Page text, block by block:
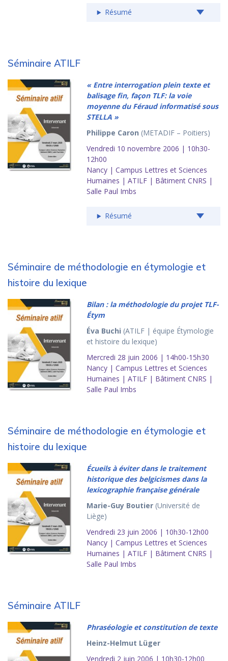
Résumé
Séminaire ATILF
« Entre interrogation plein texte et
balisage fin, façon TLF: la voie
moyenne du Féraud informatisé sous
STELLA »
Philippe Caron (METADIF – Poitiers)
Vendredi 10 novembre 2006 | 10h30-
12h00
Nancy | Campus Lettres et Sciences
Humaines | ATILF | Bâtiment CNRS |
Salle Paul Imbs
Résumé
Séminaire de méthodologie en étymologie et
histoire du lexique
Bilan : la méthodologie du projet TLF-
Étym
Éva Buchi (ATILF | équipe Étymologie
et histoire du lexique)
Mercredi 28 juin 2006 | 14h00-15h30
Nancy | Campus Lettres et Sciences
Humaines | ATILF | Bâtiment CNRS |
Salle Paul Imbs
Séminaire de méthodologie en étymologie et
histoire du lexique
Écueils à éviter dans le traitement
historique des belgicismes dans la
lexicographie française générale
Marie-Guy Boutier(Université de
Liège)
Vendredi 23 juin 2006 | 10h30-12h00
Nancy | Campus Lettres et Sciences
Humaines | ATILF | Bâtiment CNRS |
Salle Paul Imbs
Séminaire ATILF
Phraséologie et constitution de texte
Heinz-Helmut Lüger
Vendredi 2 juin 2006 | 10h30-12h00